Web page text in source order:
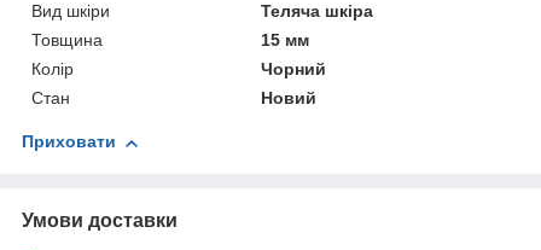
Вид шкіри
Теляча шкіра
Товщина
15 мм
Колір
Чорний
Стан
Новий
Приховати
Умови доставки